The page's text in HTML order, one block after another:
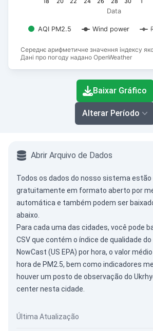
Середнє арифметичне значення індексу
Дані про погоду надано OpenWeather
Data
AQI PM2.5 Wind power
End of interactive chart.
Baixar Gráfico
Alterar Período
Abrir Arquivo de Dados
Todos os dados do nosso sistema estão
gratuitamente em formato aberto por
automática e também podem ser
abaixo.
Para cada uma das cidades, você pode
CSV que contém o índice de qualidade do
NowCast (US EPA) por hora, o valor
hora de PM2.5, bem como indicadores
houver um posto de observação do
center nesta cidade.
Última Atualização